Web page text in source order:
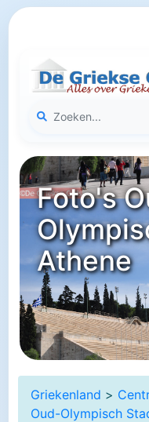
Foto's
Athene
Griekenland >
Oud-Olympisch